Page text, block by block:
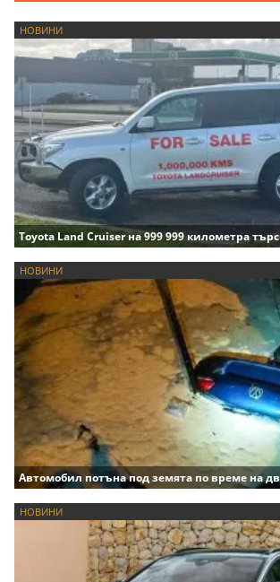
НОВИНИ
Toyota Land Cruiser на 999 999 километра
НОВИНИ
Автомобил потъна под земята по време на
НОВИНИ